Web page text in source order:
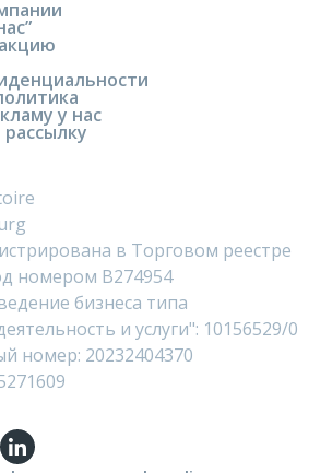
у нас
в Торговом реестре
номером B274954
бизнеса типа
и услуги": 10156529/0
номер: 20232404370